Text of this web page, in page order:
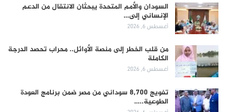
السودان والأمم المتحدة يبحثان الانتقال من الدعم
الإنساني إلى…
أغسطس 6, 2026
من قلب الخطر إلى منصة الأوائل.. محراب تحصد الدرجة
الكاملة
أغسطس 6, 2026
تفويج 8,700 سوداني من مصر ضمن برنامج العودة
الطوعية..…